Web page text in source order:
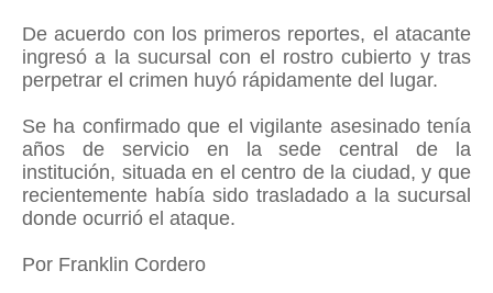
De acuerdo con los primeros reportes, el atacante
ingresó a la sucursal con el rostro cubierto y tras
perpetrar el crimen huyó rápidamente del lugar.
Se ha confirmado que el vigilante asesinado tenía
años de servicio en la sede central de la
institución, situada en el centro de la ciudad, y que
recientemente había sido trasladado a la sucursal
donde ocurrió el ataque.
Por Franklin Cordero